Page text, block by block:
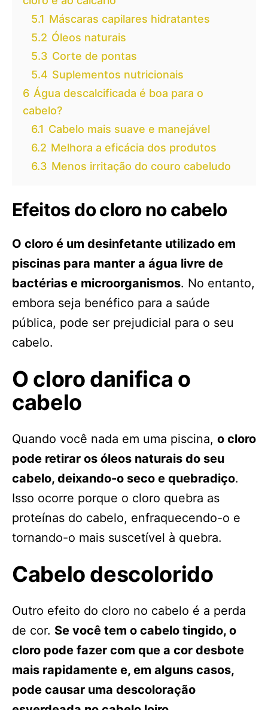
5.1 Máscaras capilares hidratantes
5.2 Óleos naturais
5.3 Corte de pontas
5.4 Suplementos nutricionais
6 Água descalcificada é boa para o
cabelo?
6.1 Cabelo mais suave e manejável
6.2 Melhora a eficácia dos produtos
6.3 Menos irritação do couro cabeludo
Efeitos do cloro no cabelo
O cloro é um desinfetante utilizado em
piscinas para manter a água livre de
bactérias e microorganismos. No entanto,
embora seja benéfico para a saúde
pública, pode ser prejudicial para o seu
cabelo.
O cloro danifica o
cabelo
Quando você nada em uma piscina, o cloro
pode retirar os óleos naturais do seu
cabelo, deixando-o seco e quebradiço.
Isso ocorre porque o cloro quebra as
proteínas do cabelo, enfraquecendo-o e
tornando-o mais suscetível à quebra.
Cabelo descolorido
Outro efeito do cloro no cabelo é a perda
de cor. Se você tem o cabelo tingido, o
cloro pode fazer com que a cor desbote
mais rapidamente e, em alguns casos,
pode causar uma descoloração